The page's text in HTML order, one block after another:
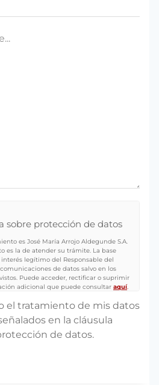
sobre protección de datos
es José María Arrojo Aldegunde S.A.
es la de atender su trámite. La base
legítimo del Responsable del
de datos salvo en los
Puede acceder, rectificar o suprimir
adicional que puede consultar aquí.
el tratamiento de mis datos
en la cláusula
de datos.